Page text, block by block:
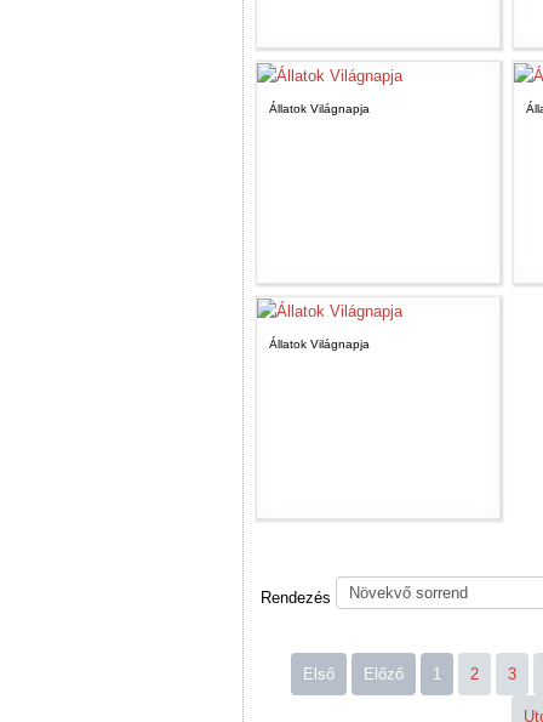
Állatok Világnapja
Állatok Világnapja
Rendezés
Első Előző 1 2 3